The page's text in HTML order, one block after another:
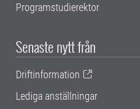
Programstudierektor
Senaste nytt från
Driftinformation
Lediga anställningar